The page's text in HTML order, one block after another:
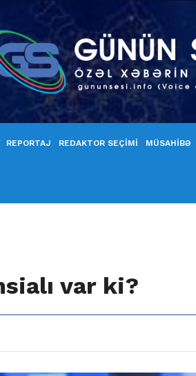
REPORTAJ REDAKTOR SEÇİMİ MÜSAHİBƏ
var ki?